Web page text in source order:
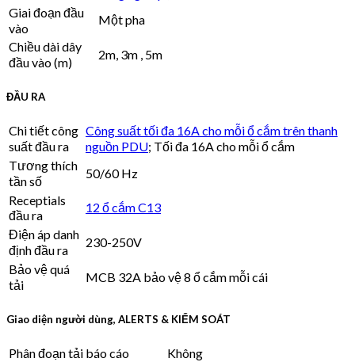
Giai đoạn đầu
vào
Một pha
Chiều dài dây
đầu vào (m)
2m, 3m , 5m
ĐẦU RA
Chi tiết công
suất đầu ra
Công suất tối đa 16A cho mỗi ổ cắm trên thanh
nguồn PDU; Tối đa 16A cho mỗi ổ cắm
Tương thích
tần số
50/60 Hz
Receptials
đầu ra
12 ổ cắm C13
Điện áp danh
định đầu ra
230-250V
Bảo vệ quá
tải
MCB 32A bảo vệ 8 ổ cắm mỗi cái
Giao diện người dùng, ALERTS & KIỂM SOÁT
Phân đoạn tải báo cáo
Không